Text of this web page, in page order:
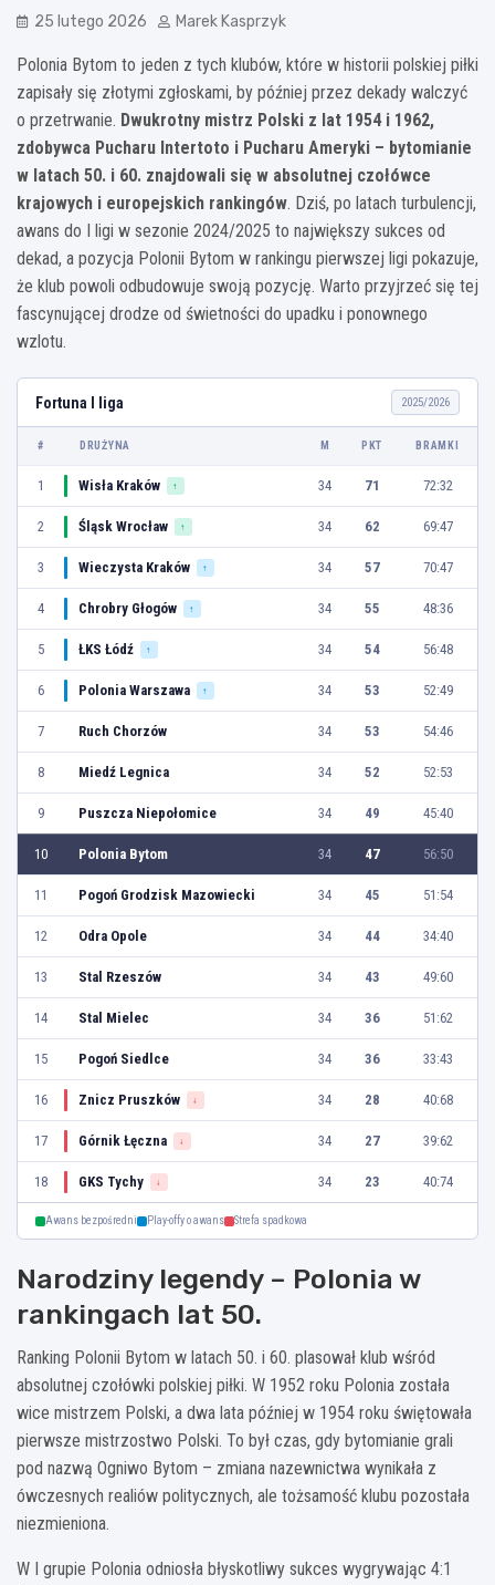
25 lutego 2026 Marek Kasprzyk
Polonia Bytom to jeden z tych klubów, które w historii polskiej piłki
zapisały się złotymi zgłoskami, by później przez dekady walczyć
o przetrwanie. Dwukrotny mistrz Polski z lat 1954 i 1962,
zdobywca Pucharu Intertoto i Pucharu Ameryki – bytomianie
w latach 50. i 60. znajdowali się w absolutnej czołówce
krajowych i europejskich rankingów. Dziś, po latach turbulencji,
awans do I ligi w sezonie 2024/2025 to największy sukces od
dekad, a pozycja Polonii Bytom w rankingu pierwszej ligi pokazuje,
że klub powoli odbudowuje swoją pozycję. Warto przyjrzeć się tej
fascynującej drodze od świetności do upadku i ponownego
wzlotu.
Fortuna I liga 2025/2026
# DRUŻYNA M PKT BRAMKI
1 Wisła Kraków ↑ 34 71 72:32
2 Śląsk Wrocław ↑ 34 62 69:47
3 Wieczysta Kraków ↑ 34 57 70:47
4 Chrobry Głogów ↑ 34 55 48:36
5 ŁKS Łódź ↑ 34 54 56:48
6 Polonia Warszawa ↑ 34 53 52:49
7 Ruch Chorzów 34 53 54:46
8 Miedź Legnica 34 52 52:53
9 Puszcza Niepołomice 34 49 45:40
10 Polonia Bytom 34 47 56:50
11 Pogoń Grodzisk Mazowiecki 34 45 51:54
12 Odra Opole 34 44 34:40
13 Stal Rzeszów 34 43 49:60
14 Stal Mielec 34 36 51:62
15 Pogoń Siedlce 34 36 33:43
16 Znicz Pruszków ↓ 34 28 40:68
17 Górnik Łęczna ↓ 34 27 39:62
18 GKS Tychy ↓ 34 23 40:74
Awans bezpośredni Play-offy o awans Strefa spadkowa
Narodziny legendy – Polonia w
rankingach lat 50.
Ranking Polonii Bytom w latach 50. i 60. plasował klub wśród
absolutnej czołówki polskiej piłki. W 1952 roku Polonia została
wice mistrzem Polski, a dwa lata później w 1954 roku świętowała
pierwsze mistrzostwo Polski. To był czas, gdy bytomianie grali
pod nazwą Ogniwo Bytom – zmiana nazewnictwa wynikała z
ówczesnych realiów politycznych, ale tożsamość klubu pozostała
niezmieniona.
W I grupie Polonia odniosła błyskotliwy sukces wygrywając 4:1